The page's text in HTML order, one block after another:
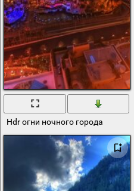
Hdr огни ночного города